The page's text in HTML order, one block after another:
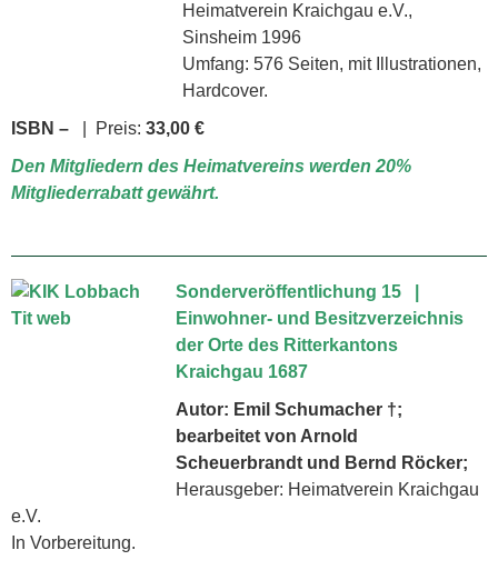
Heimatverein Kraichgau e.V.,
Sinsheim 1996
Umfang: 576 Seiten, mit Illustrationen,
Hardcover.
ISBN – | Preis: 33,00 €
Den Mitgliedern des Heimatvereins werden 20%
Mitgliederrabatt gewährt.
Sonderveröffentlichung 15 |
Einwohner- und Besitzver­zeich­nis
der Orte des Ritter­kantons
Kraichgau 1687
Autor: Emil Schumacher †;
bearbeitet von Arnold
Scheuerbrandt und Bernd Röcker;
Herausgeber: Heimatverein Kraichgau
e.V.
In Vorbereitung.